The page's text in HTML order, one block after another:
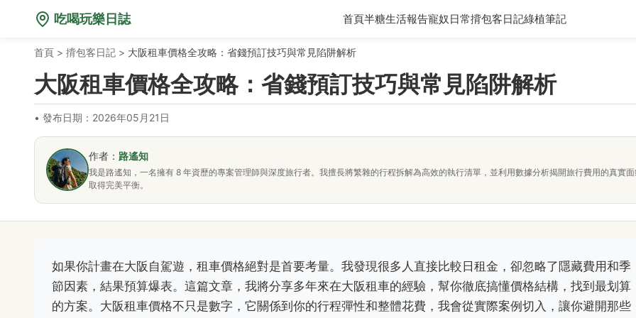
吃喝玩樂日誌 首頁半糖生活報告寵奴日常揹包客日記綠植筆記
首頁 > 揹包客日記 > 大阪租車價格全攻略：省錢預訂技巧與常見陷阱解析
大阪租車價格全攻略：省錢預訂技巧與常見陷阱解析
• 發布日期：2026年05月21日
作者： 路遙知
我是路遙知，一名擁有 8 年資歷的專案管理師與深度旅行者。我擅長將繁雜的行程拆解為高效的執行清單，並利用數據分析揭開旅行費用的真實
取得完美平衡。
如果你計畫在大阪自駕遊，租車價格絕對是首要考量。我發現很多人直接比較日租金，卻忽略了隱藏費用和季
節因素，結果預算爆表。這篇文章，我將分享多年來在大阪租車的經驗，幫你徹底搞懂價格結構，找到最划算
的方案。大阪租車價格不只是數字，它關係到你的行程彈性和整體花費，我會從實際案例切入，讓你避開那些